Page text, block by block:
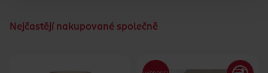
Nejčastějí nakupované společně